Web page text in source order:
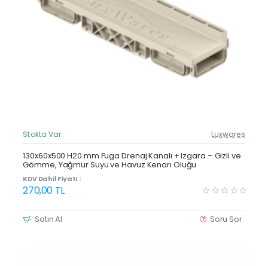
Güncel Fiyat
Yeni Ürün
Stokta Var Luxwares
130x60x500 H20 mm Fuga Drenaj Kanalı + Izgara – Gizli ve
Gömme, Yağmur Suyu ve Havuz Kenarı Oluğu
KDV Dahil Fiyatı :
270,00 TL
Satın Al Soru Sor